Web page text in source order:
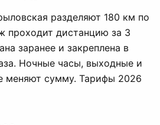
разделяют 180 км по
дистанцию за 3
заранее и закреплена в
Ночные часы, выходные и
меняют сумму. Тарифы 2026